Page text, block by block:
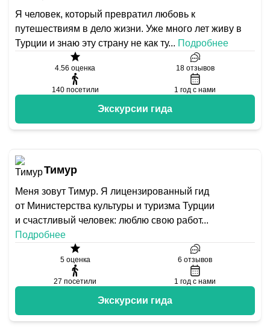
Я человек, который превратил любовь к
путешествиям в дело жизни. Уже много лет живу в
Турции и знаю эту страну не как ту... Подробнее
4.56 оценка 18 отзывов
140 посетили 1 год с нами
Экскурсии гида
Тимур
Меня зовут Тимур. Я лицензированный гид
от Министерства культуры и туризма Турции
и счастливый человек: люблю свою работ...
Подробнее
5оценка 6 отзывов
27 посетили 1 год с нами
Экскурсии гида